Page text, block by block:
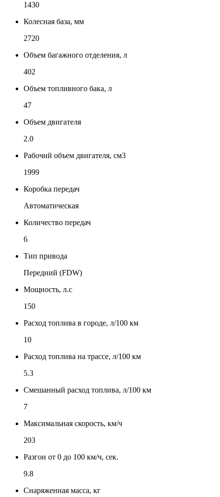
1430
Колесная база, мм
2720
Объем багажного отделения, л
402
Объем топливного бака, л
47
Объем двигателя
2.0
Рабочий объем двигателя, см3
1999
Коробка передач
Автоматическая
Количество передач
6
Тип привода
Передний (FDW)
Мощность, л.с
150
Расход топлива в городе, л/100 км
10
Расход топлива на трассе, л/100 км
5.3
Смешанный расход топлива, л/100 км
7
Максимальная скорость, км/ч
203
Разгон от 0 до 100 км/ч, сек.
9.8
Снаряженная масса, кг